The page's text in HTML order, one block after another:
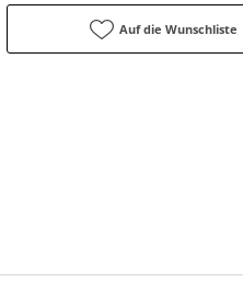
Auf die Wunschliste